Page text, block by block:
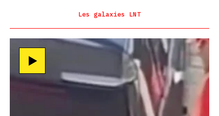
Les galaxies LNT